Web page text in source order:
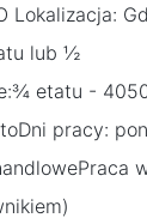
Lokalizacja:
lub ½
etatu -
pracy: